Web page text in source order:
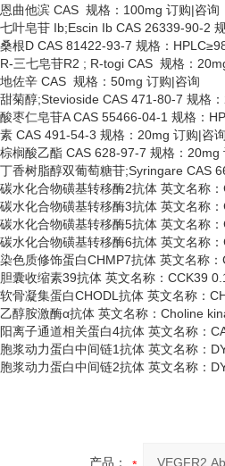
恩曲他滨 CAS 规格：100mg 订购|咨询
七叶皂苷 Ib;Escin Ib CAS 26339-90-2
桑根D CAS 81422-93-7 规格：
R-三七皂苷R2 ; R-togi CAS 规格：
地佐辛 CAS 规格：50mg 订购|咨询
甜菊醇;Stevioside CAS 471-80-7 规格
酸枣仁皂苷A CAS 55466-04-1 规格：
素 CAS 491-54-3 规格：20mg 订购|咨询
棕榈酸乙酯 CAS 628-97-7 规格：20mg
丁香树脂醇双葡萄糖苷;Syringare CAS
碳水化合物磺基转移酶2抗体 英文名称
碳水化合物磺基转移酶3抗体 英文名称
碳水化合物磺基转移酶5抗体 英文名称
碳水化合物磺基转移酶6抗体 英文名称
染色质修饰蛋白CHMP7抗体 英文名称
胆囊收缩素39抗体 英文名称：CCK39
软骨凝集蛋白CHODL抗体 英文名称：
乙醇胺激酶α抗体 英文名称：Choline
阳离子通道相关蛋白4抗体 英文名称：
胞浆动力蛋白中间链1抗体 英文名称：
胞浆动力蛋白中间链2抗体 英文名称：
产品：